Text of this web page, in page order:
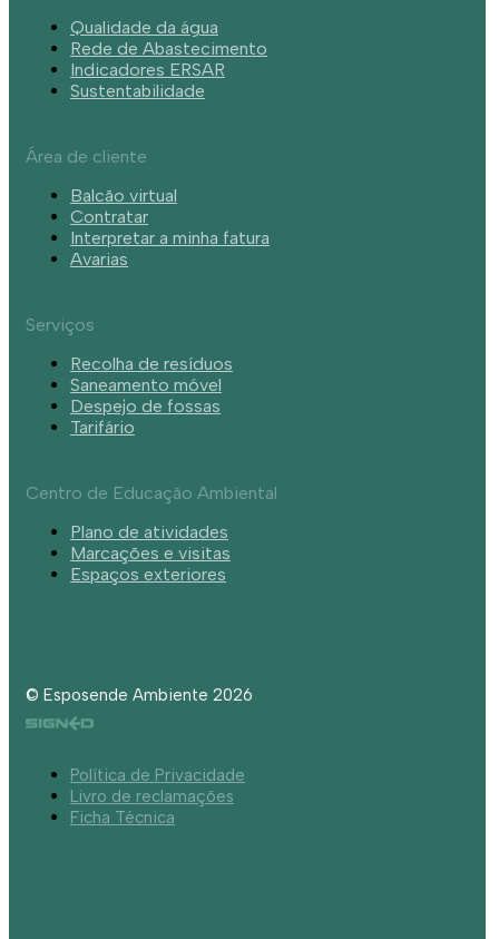
Qualidade da água
Rede de Abastecimento
Indicadores ERSAR
Sustentabilidade
Área de cliente
Balcão virtual
Contratar
Interpretar a minha fatura
Avarias
Serviços
Recolha de resíduos
Saneamento móvel
Despejo de fossas
Tarifário
Centro de Educação Ambiental
Plano de atividades
Marcações e visitas
Espaços exteriores
© Esposende Ambiente 2026
Política de Privacidade
Livro de reclamações
Ficha Técnica